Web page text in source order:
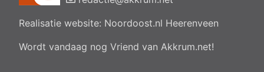
Aanvraag omgevingsvergunning wateractiviteit wf-1009518
van een transformatorstation project nulelie Akkrum nabij de
Realisatie website: Noordoost.nl Heerenveen
Wordt vandaag nog Vriend van Akkrum.net!